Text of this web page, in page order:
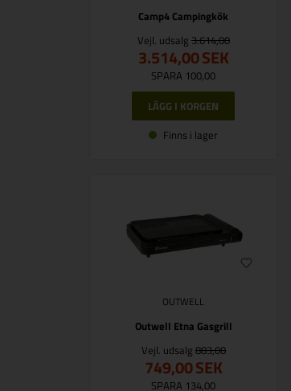
Camp4 Campingkök
Vejl. udsalg 3.614,00
3.514,00SEK
SPARA 100,00
Finns i lager
OUTWELL
Outwell Etna Gasgrill
Vejl. udsalg 883,00
749,00SEK
SPARA 134,00